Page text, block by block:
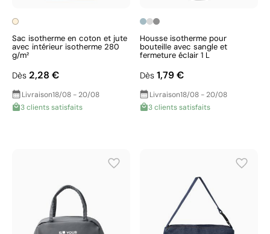
Sac isotherme en coton et jute
avec intérieur isotherme 280
g/m²
Dès 2,28 €
Livraison18/08 - 20/08
3 clients satisfaits
Housse isotherme pour
bouteille avec sangle et
fermeture éclair 1 L
Dès 1,79 €
Livraison18/08 - 20/08
3 clients satisfaits